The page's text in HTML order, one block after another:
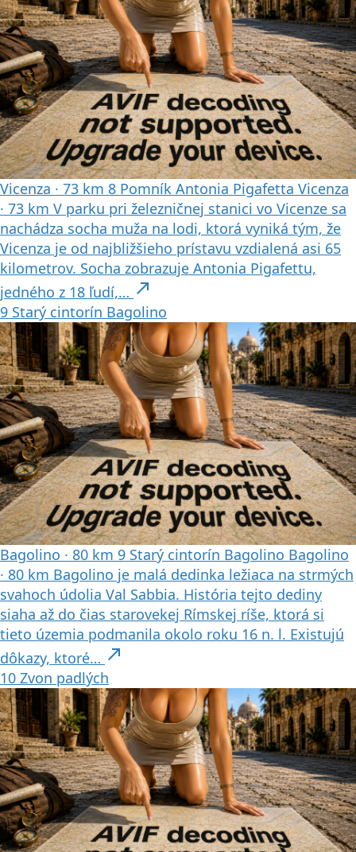
Vicenza · 73 km 8 Pomník Antonia Pigafetta Vicenza
· 73 km V parku pri železničnej stanici vo Vicenze sa
nachádza socha muža na lodi, ktorá vyniká tým, že
Vicenza je od najbližšieho prístavu vzdialená asi 65
kilometrov. Socha zobrazuje Antonia Pigafettu,
jedného z 18 ľudí,… north_east
9 Starý cintorín Bagolino
Bagolino · 80 km 9 Starý cintorín Bagolino Bagolino
· 80 km Bagolino je malá dedinka ležiaca na strmých
svahoch údolia Val Sabbia. História tejto dediny
siaha až do čias starovekej Rímskej ríše, ktorá si
tieto územia podmanila okolo roku 16 n. l. Existujú
dôkazy, ktoré… north_east
10 Zvon padlých